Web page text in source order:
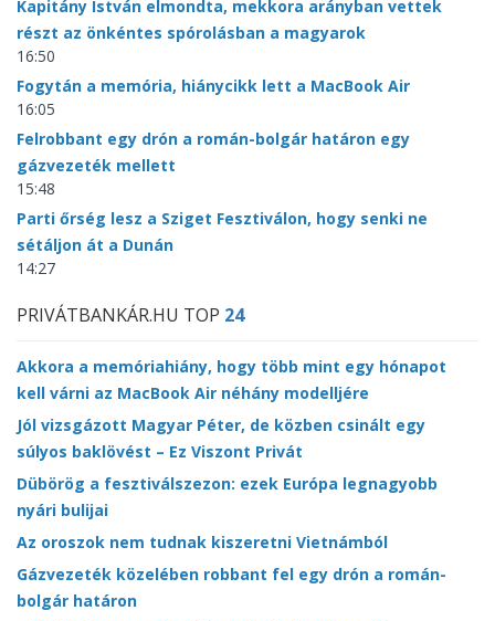
Kapitány István elmondta, mekkora arányban vettek
részt az önkéntes spórolásban a magyarok
16:50
Fogytán a memória, hiánycikk lett a MacBook Air
16:05
Felrobbant egy drón a román-bolgár határon egy
gázvezeték mellett
15:48
Parti őrség lesz a Sziget Fesztiválon, hogy senki ne
sétáljon át a Dunán
14:27
PRIVÁTBANKÁR.HU TOP 24
Akkora a memóriahiány, hogy több mint egy hónapot
kell várni az MacBook Air néhány modelljére
Jól vizsgázott Magyar Péter, de közben csinált egy
súlyos baklövést – Ez Viszont Privát
Dübörög a fesztiválszezon: ezek Európa legnagyobb
nyári bulijai
Az oroszok nem tudnak kiszeretni Vietnámból
Gázvezeték közelében robbant fel egy drón a román-
bolgár határon